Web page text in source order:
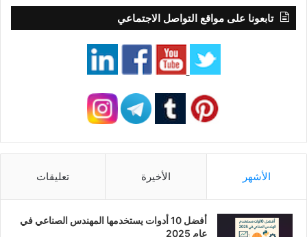
تابعونا على مواقع التواصل الاجتماعي
الأشهر الأخيرة تعليقات
أفضل 10 أدوات يستخدمها المهندس الصناعي في
عام 2025